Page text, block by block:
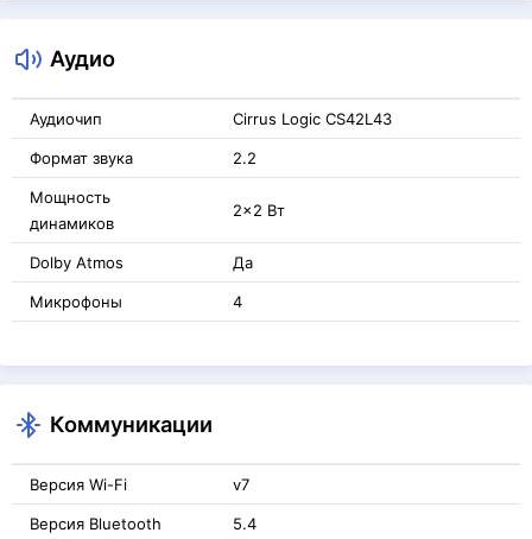
Аудио
Аудиочип Cirrus Logic CS42L43
Формат звука 2.2
Мощность
динамиков
2x2 Вт
Dolby Atmos Да
Микрофоны 4
Коммуникации
Версия Wi-Fi v7
Версия Bluetooth 5.4